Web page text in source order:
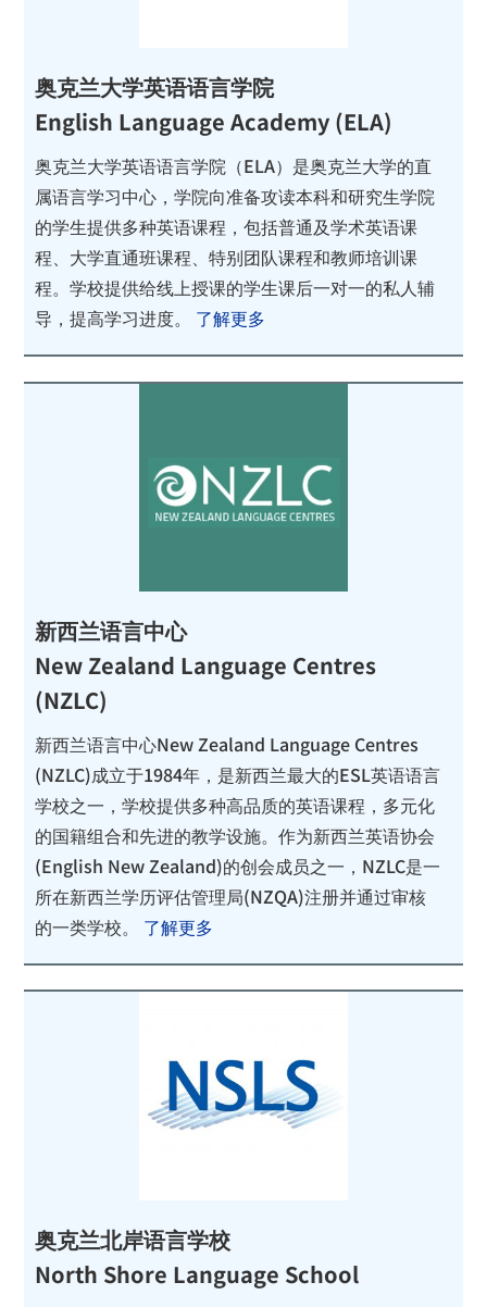
奥克兰大学英语语言学院
English Language Academy (ELA)
奥克兰大学英语语言学院（ELA）是奥克兰大学的直
属语言学习中心，学院向准备攻读本科和研究生学院
的学生提供多种英语课程，包括普通及学术英语课
程、大学直通班课程、特别团队课程和教师培训课
程。学校提供给线上授课的学生课后一对一的私人辅
导，提高学习进度。 了解更多
新西兰语言中心
New Zealand Language Centres
(NZLC)
新西兰语言中心New Zealand Language Centres
(NZLC)成立于1984年，是新西兰最大的ESL英语语言
学校之一，学校提供多种高品质的英语课程，多元化
的国籍组合和先进的教学设施。作为新西兰英语协会
(English New Zealand)的创会成员之一，NZLC是一
所在新西兰学历评估管理局(NZQA)注册并通过审核
的一类学校。 了解更多
奥克兰北岸语言学校
North Shore Language School